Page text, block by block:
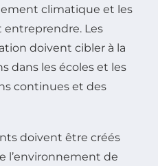
climatique et les
Les
doivent cibler à la
dans les écoles et les
continues et des
doivent être créés
l’environnement de